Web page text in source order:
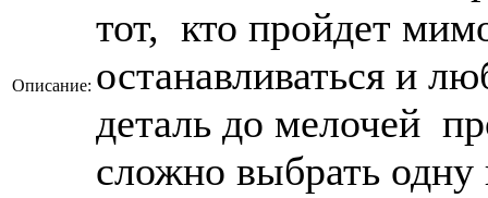
Описание:
тот, кто пройдет
останавливаться и
деталь до мелочей
сложно выбрать одну